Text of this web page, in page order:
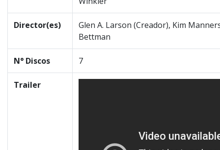
Director(es)
Glen A. Larson (Creador), Kim
Bettman
N° Discos 7
Trailer